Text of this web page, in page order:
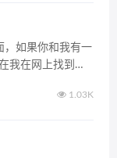
，如果你和我有一
我在网上找到了
1.03K